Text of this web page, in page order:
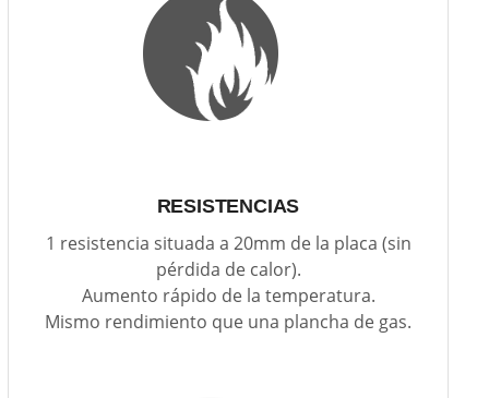
RESISTENCIAS
1 resistencia situada a 20mm de la placa (sin
pérdida de calor).
Aumento rápido de la temperatura.
Mismo rendimiento que una plancha de gas.